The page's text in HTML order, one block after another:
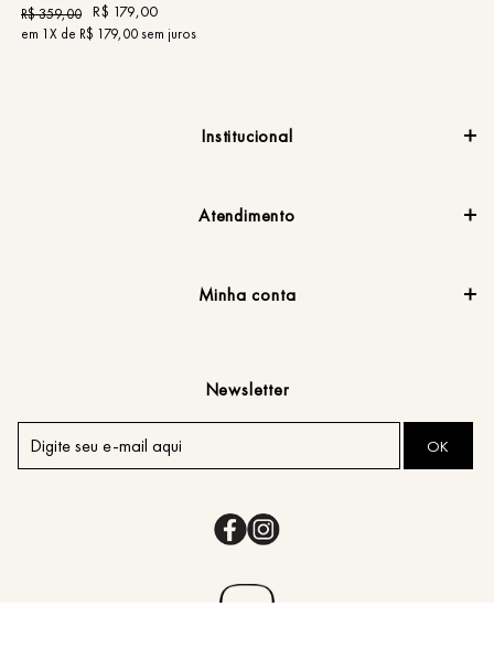
R$359,00 R$ 179,00
em 1X de R$ 179,00sem juros
Institucional
Atendimento
Minha conta
Newsletter
OK